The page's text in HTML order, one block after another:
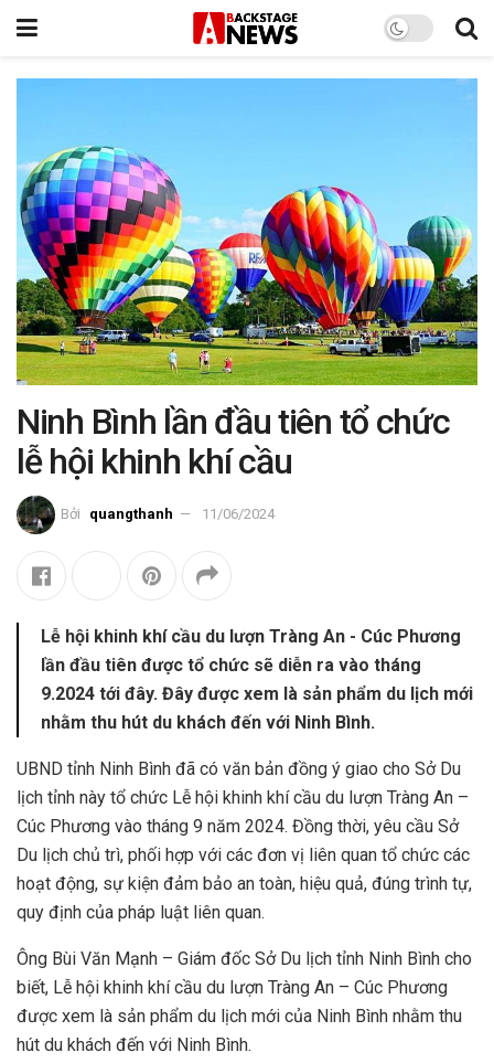
Ninh Bình lần đầu tiên tổ chức
lễ hội khinh khí cầu
Bởi quangthanh 11/06/2024
Lễ hội khinh khí cầu du lượn Tràng An - Cúc Phương
lần đầu tiên được tổ chức sẽ diễn ra vào tháng
9.2024 tới đây. Đây được xem là sản phẩm du lịch mới
nhằm thu hút du khách đến với Ninh Bình.
UBND tỉnh Ninh Bình đã có văn bản đồng ý giao cho Sở Du
lịch tỉnh này tổ chức Lễ hội khinh khí cầu du lượn Tràng An –
Cúc Phương vào tháng 9 năm 2024. Đồng thời, yêu cầu Sở
Du lịch chủ trì, phối hợp với các đơn vị liên quan tổ chức các
hoạt động, sự kiện đảm bảo an toàn, hiệu quả, đúng trình tự,
quy định của pháp luật liên quan.
Ông Bùi Văn Mạnh – Giám đốc Sở Du lịch tỉnh Ninh Bình cho
biết, Lễ hội khinh khí cầu du lượn Tràng An – Cúc Phương
được xem là sản phẩm du lịch mới của Ninh Bình nhằm thu
hút du khách đến với Ninh Bình.